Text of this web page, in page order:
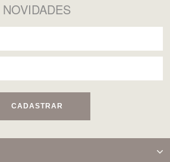
NOVIDADES
CADASTRAR